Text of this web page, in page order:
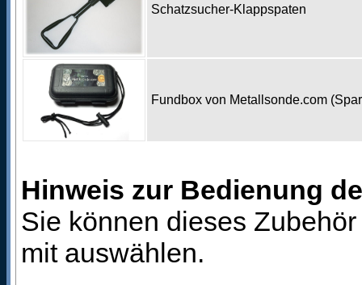
Schatzsucher-Klappspaten
Fundbox von Metallsonde.com
Hinweis zur Bedienung
Sie können dieses
mit auswählen.